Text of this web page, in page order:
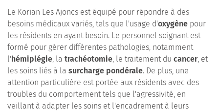
Le Korian Les Ajoncs est équipé pour répondre à des
besoins médicaux variés, tels que l'usage d'oxygène pour
les résidents en ayant besoin. Le personnel soignant est
formé pour gérer différentes pathologies, notamment
l'hémiplégie, la trachéotomie, le traitement du cancer, et
les soins liés à la surcharge pondérale. De plus, une
attention particulière est portée aux résidents avec des
troubles du comportement tels que l'agressivité, en
veillant à adapter les soins et l'encadrement à leurs